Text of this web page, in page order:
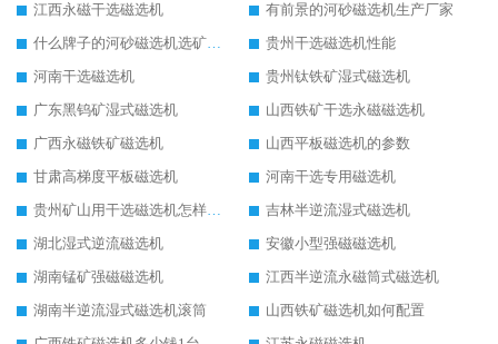
江西永磁干选磁选机
有前景的河砂磁选机生产厂家
什么牌子的河砂磁选机选矿效果好
贵州干选磁选机性能
河南干选磁选机
贵州钛铁矿湿式磁选机
广东黑钨矿湿式磁选机
山西铁矿干选永磁磁选机
广西永磁铁矿磁选机
山西平板磁选机的参数
甘肃高梯度平板磁选机
河南干选专用磁选机
贵州矿山用干选磁选机怎样调磁
吉林半逆流湿式磁选机
湖北湿式逆流磁选机
安徽小型强磁磁选机
湖南锰矿强磁磁选机
江西半逆流永磁筒式磁选机
湖南半逆流湿式磁选机滚筒
山西铁矿磁选机如何配置